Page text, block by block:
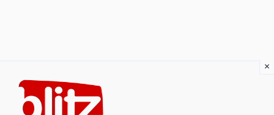
content
×